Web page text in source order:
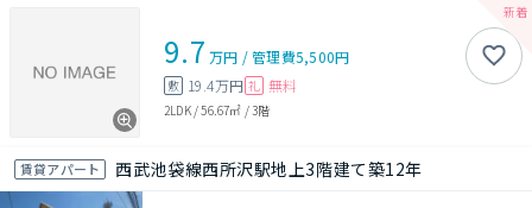
9.7 万円 /管理費5,500円
敷 19.4万円 礼 無料
2LDK/56.67㎡ /3階
賃貸アパート 西武池袋線西所沢駅地上3階建て築12年